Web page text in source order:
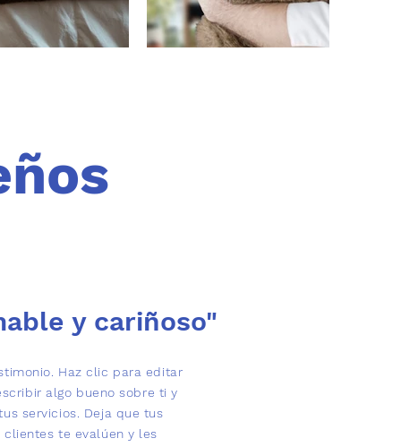
y cariñoso"
Haz clic para editar
algo bueno sobre ti y
servicios. Deja que tus
clientes te evalúen y les